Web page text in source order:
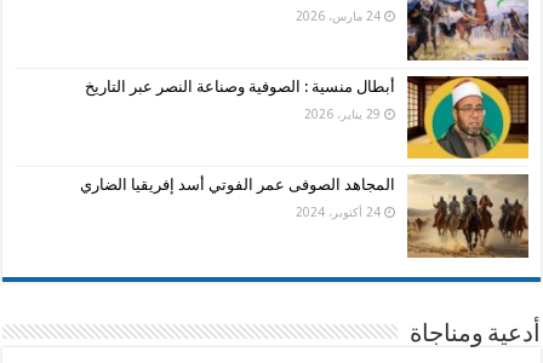
24 مارس، 2026
أبطال منسية : الصوفية وصناعة النصر عبر التاريخ
29 يناير، 2026
المجاهد الصوفى عمر الفوتي أسد إفريقيا الضاري
24 أكتوبر، 2024
أدعية ومناجاة